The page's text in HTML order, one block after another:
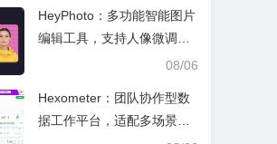
HeyPhoto：多功能智能图片
编辑工具，支持人像微调、
艺术创作与日常隐私防护08/06
Hexometer：团队协作型数
据工作平台，适配多场景数